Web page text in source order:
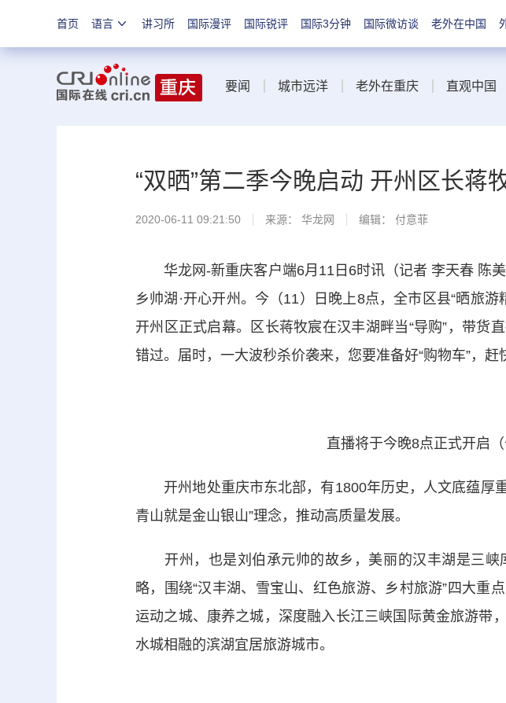
首页 语言 讲习所 国际漫评 国际锐评 国际3分钟 国际微访谈 老外在中国
要闻 城市远洋 老外在重庆 直观中国
“双晒”第二季今晚启动 开州区长蒋
2020-06-11 09:21:50 来源： 华龙网 编辑： 付意菲
华龙网-新重庆客户端6月11日6时讯（记者 李天春 陈
乡帅湖·开心开州。今（11）日晚上8点，全市区县“晒旅
开州区正式启幕。区长蒋牧宸在汉丰湖畔当“导购”，带货
错过。届时，一大波秒杀价袭来，您要准备好“购物车”，赶
直播将于今晚8点正式开启
开州地处重庆市东北部，有1800年历史，人文底蕴厚
青山就是金山银山”理念，推动高质量发展。
开州，也是刘伯承元帅的故乡，美丽的汉丰湖是三峡
略，围绕“汉丰湖、雪宝山、红色旅游、乡村旅游”四大重
运动之城、康养之城，深度融入长江三峡国际黄金旅游带
水城相融的滨湖宜居旅游城市。